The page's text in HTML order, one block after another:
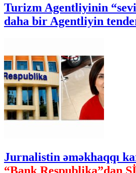
Turizm Agentliyinin
daha bir Agentliyin
Jurnalistin əməkhaqqı
“Bank Respublika”dan